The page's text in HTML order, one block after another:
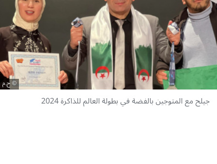
ح.م
جيلح مع المتوجين بالفضة في بطولة العالم للذاكرة 2024